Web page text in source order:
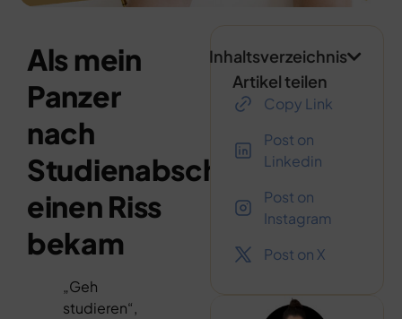
Als mein
Panzer
nach
Studienabschluss
einen Riss
bekam
„Geh
studieren“,
Inhaltsverzeichnis
Artikel teilen
Copy Link
Post on
Linkedin
Post on
Instagram
Post on X